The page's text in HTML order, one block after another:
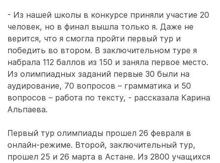
- Из нашей школы в конкурсе приняли участие 20
человек, но в финал вышла только я. Даже не
верится, что я смогла пройти первый тур и
победить во втором. В заключительном туре я
набрала 112 баллов из 150 и заняла первое место.
Из олимпиадных заданий первые 30 были на
аудирование, 70 вопросов – грамматика и 50
вопросов – работа по тексту, - рассказала Карина
Альпаева.
Первый тур олимпиады прошел 26 февраля в
онлайн-режиме. Второй, заключительный тур,
прошел 25 и 26 марта в Астане. Из 2800 учащихся